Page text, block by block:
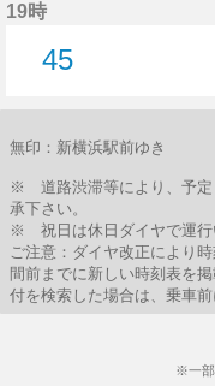
19時
45
無印：新横浜駅前ゆき
※ 道路渋滞等により、予定
承下さい。
※ 祝日は休日ダイヤで運行
ご注意：ダイヤ改正により
間前までに新しい時刻表を
付を検索した場合は、乗車
※一部